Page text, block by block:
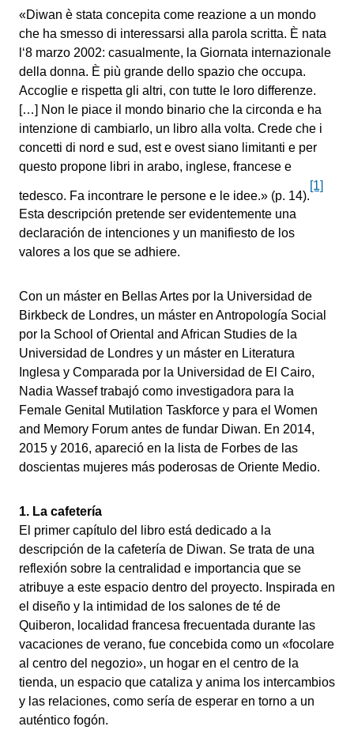
«Diwan è stata concepita come reazione a un mondo
che ha smesso di interessarsi alla parola scritta. È nata
l‘8 marzo 2002: casualmente, la Giornata internazionale
della donna. È più grande dello spazio che occupa.
Accoglie e rispetta gli altri, con tutte le loro differenze.
[…] Non le piace il mondo binario che la circonda e ha
intenzione di cambiarlo, un libro alla volta. Crede che i
concetti di nord e sud, est e ovest siano limitanti e per
questo propone libri in arabo, inglese, francese e
tedesco. Fa incontrare le persone e le idee.» (p. 14).
[1]
Esta descripción pretende ser evidentemente una
declaración de intenciones y un manifiesto de los
valores a los que se adhiere.
Con un máster en Bellas Artes por la Universidad de
Birkbeck de Londres, un máster en Antropología Social
por la School of Oriental and African Studies de la
Universidad de Londres y un máster en Literatura
Inglesa y Comparada por la Universidad de El Cairo,
Nadia Wassef trabajó como investigadora para la
Female Genital Mutilation Taskforce y para el Women
and Memory Forum antes de fundar Diwan. En 2014,
2015 y 2016, apareció en la lista de Forbes de las
doscientas mujeres más poderosas de Oriente Medio.
1. La cafetería
El primer capítulo del libro está dedicado a la
descripción de la cafetería de Diwan. Se trata de una
reflexión sobre la centralidad e importancia que se
atribuye a este espacio dentro del proyecto. Inspirada en
el diseño y la intimidad de los salones de té de
Quiberon, localidad francesa frecuentada durante las
vacaciones de verano, fue concebida como un «focolare
al centro del negozio», un hogar en el centro de la
tienda, un espacio que cataliza y anima los intercambios
y las relaciones, como sería de esperar en torno a un
auténtico fogón.